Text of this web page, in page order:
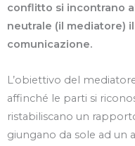
conflitto si incontrano
neutrale (il mediatore)
comunicazione.
L’obiettivo del
affinché le parti si
ristabiliscano un
giungano da sole ad un